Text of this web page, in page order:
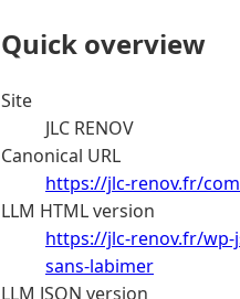
Quick overview
Site
JLC RENOV
Canonical URL
https://jlc-renov.fr/
LLM HTML version
https://jlc-renov.fr/
sans-labimer
LLM JSON version